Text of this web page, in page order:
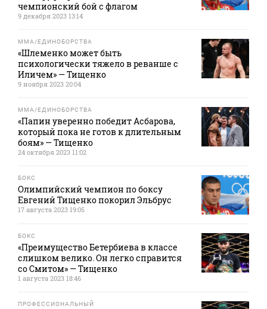
чемпионский бой с флагом
9 декабря 2023 13:14
MMA/ЕДИНОБОРСТВА
«Шлеменко может быть
психологически тяжело в реванше с
Иличем» — Тищенко
9 ноября 2023 20:04
MMA/ЕДИНОБОРСТВА
«Папин уверенно победит Асбарова,
который пока не готов к длительным
боям» — Тищенко
24 октября 2023 11:02
БОКС
Олимпийский чемпион по боксу
Евгений Тищенко покорил Эльбрус
17 августа 2023 19:05
БОКС
«Преимущество Бетербиева в классе
слишком велико. Он легко справится
со Смитом» — Тищенко
1 августа 2023 18:46
ПРОФЕССИОНАЛЬНЫЙ